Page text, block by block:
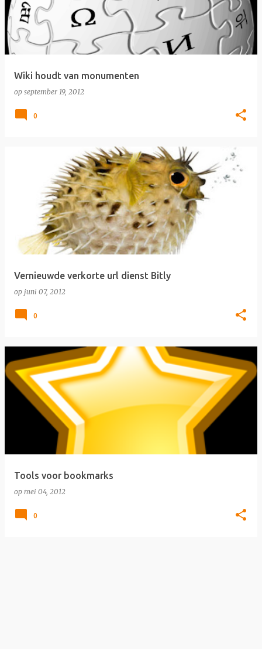
Wiki houdt van monumenten
op september 19, 2012
0
Vernieuwde verkorte url dienst Bitly
op juni 07, 2012
0
Tools voor bookmarks
op mei 04, 2012
0